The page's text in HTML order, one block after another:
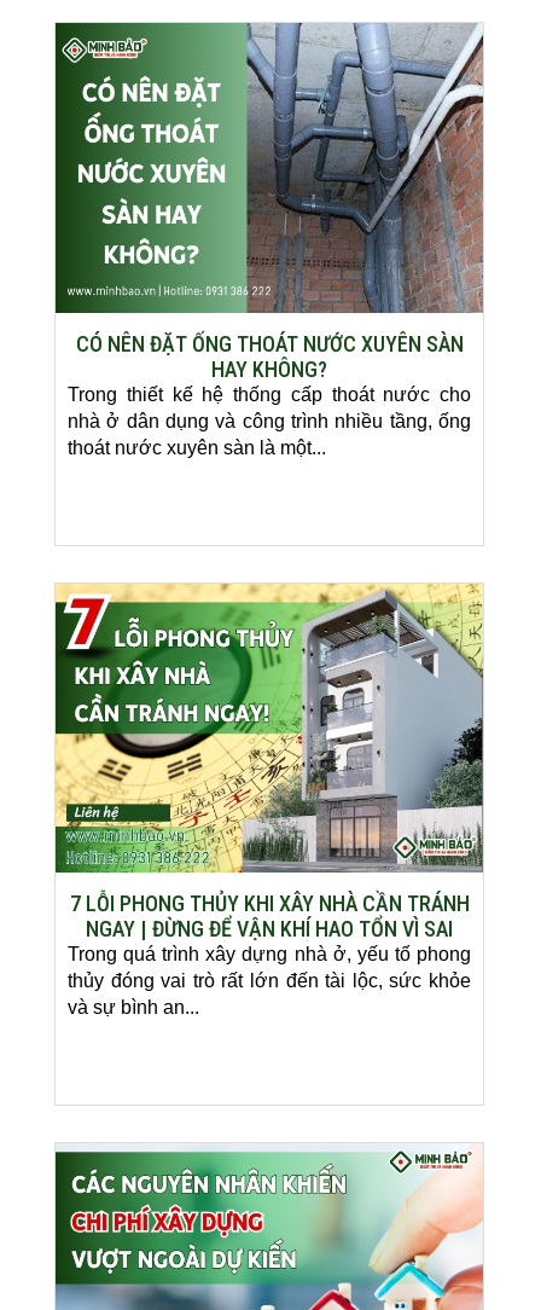
CÓ NÊN ĐẶT ỐNG THOÁT NƯỚC XUYÊN SÀN
HAY KHÔNG?
Trong thiết kế hệ thống cấp thoát nước cho
nhà ở dân dụng và công trình nhiều tầng, ống
thoát nước xuyên sàn là một...
7 LỖI PHONG THỦY KHI XÂY NHÀ CẦN TRÁNH
NGAY | ĐỪNG ĐỂ VẬN KHÍ HAO TỔN VÌ SAI
LẦM CƠ BẢN
Trong quá trình xây dựng nhà ở, yếu tố phong
thủy đóng vai trò rất lớn đến tài lộc, sức khỏe
và sự bình an...